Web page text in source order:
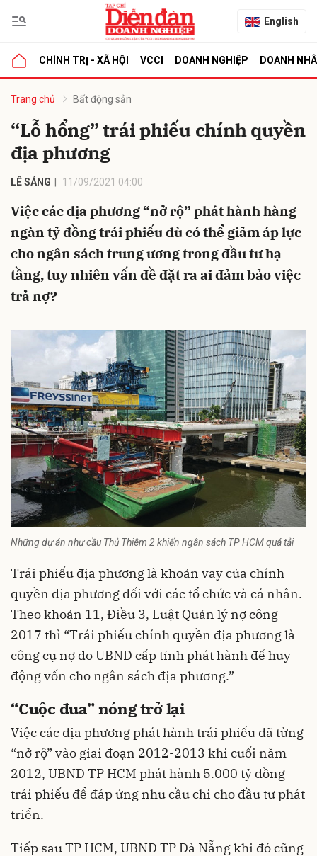
English
CHÍNH TRỊ - XÃ HỘI VCCI DOANH NGHIỆP DOANH
Trang chủ Bất động sản
“Lỗ hổng” trái phiếu chính quyền
địa phương
LÊ SÁNG 11/09/2021 04:00
Việc các địa phương “nở rộ” phát hành hàng
ngàn tỷ đồng trái phiếu dù có thể giảm áp lực
cho ngân sách trung ương trong đầu tư hạ
tầng, tuy nhiên vấn đề đặt ra ai đảm bảo việc
trả nợ?
Những dự án như cầu Thủ Thiêm 2 khiến ngân sách TP HCM quá tải
Trái phiếu địa phương là khoản vay của chính
quyền địa phương đối với các tổ chức và cá nhân.
Theo khoản 11, Điều 3, Luật Quản lý nợ công
2017 thì “Trái phiếu chính quyền địa phương là
công cụ nợ do UBND cấp tỉnh phát hành để huy
động vốn cho ngân sách địa phương.”
“Cuộc đua” nóng trở lại
Việc các địa phươngphát hành trái phiếu đã từng
“nở rộ” vào giai đoạn 2012-2013 khi cuối năm
2012, UBND TP HCM phát hành 5.000 tỷ đồng
trái phiếu để đáp ứng nhu cầu chi cho đầu tư phát
triển.
Tiếp sau TP HCM, UBND TP Đà Nẵng khi đó cũng
luận
Hủy